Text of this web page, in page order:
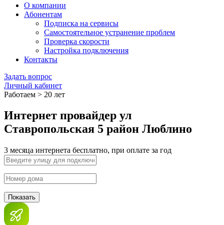
О компании
Абонентам
Подписка на сервисы
Самостоятельное устранение проблем
Проверка скорости
Настройка подключения
Контакты
Задать вопрос
Личный кабинет
Работаем > 20 лет
Интернет провайдер ул
Ставропольская 5 район Люблино
3 месяца интернета бесплатно, при оплате за год
Показать